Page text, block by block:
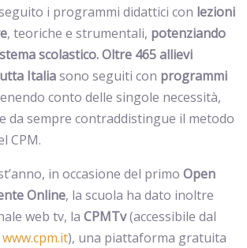
i programmi didattici con lezioni
, teoriche e strumentali, potenziando
scolastico. Oltre 465 allievi
Italiasono seguiti con programmi
conto delle singole necessità,
da sempre contraddistingue il metodo
CPM.
in occasione del primo Open
Online, la scuola ha dato inoltre
web tv, la CPMTv(accessibile dal
www.cpm.it), una piattaforma gratuita